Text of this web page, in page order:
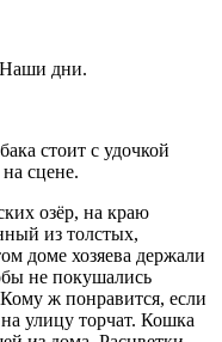
Наши дни.
стоит с удочкой
сцене.
озёр, на краю
из толстых,
доме хозяева держали
не покушались
ж понравится, если
улицу торчат. Кошка